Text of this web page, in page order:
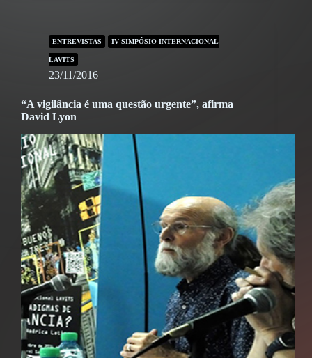
ENTREVISTAS IV SIMPÓSIO INTERNACIONAL
LAVITS
23/11/2016
“A vigilância é uma questão urgente”, afirma
David Lyon